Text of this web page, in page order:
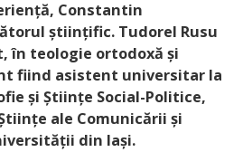
Constantin
științific. Tudorel Rusu
în teologie ortodoxă și
fiind asistent universitar la
și Științe Social-Politice,
ale Comunicării și
din Iași.